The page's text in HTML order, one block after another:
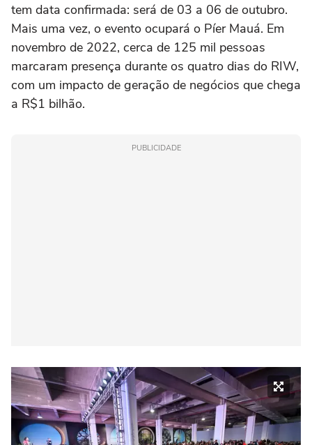
tem data confirmada: será de 03 a 06 de outubro.
Mais uma vez, o evento ocupará o Píer Mauá. Em
novembro de 2022, cerca de 125 mil pessoas
marcaram presença durante os quatro dias do RIW,
com um impacto de geração de negócios que chega
a R$1 bilhão.
PUBLICIDADE